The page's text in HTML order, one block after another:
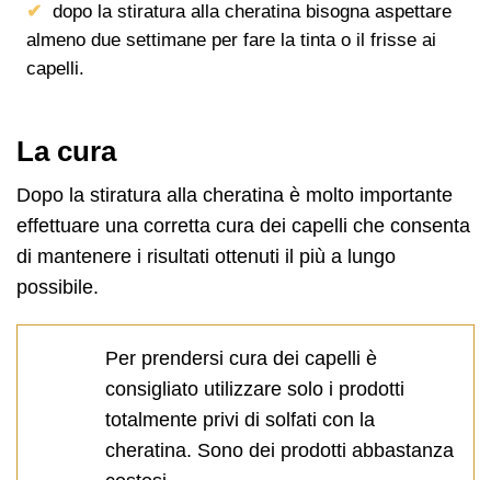
dopo la stiratura alla cheratina bisogna aspettare
almeno due settimane per fare la tinta o il frisse ai
capelli.
La cura
Dopo la stiratura alla cheratina è molto importante
effettuare una corretta cura dei capelli che consenta
di mantenere i risultati ottenuti il più a lungo
possibile.
Per prendersi cura dei capelli è
consigliato utilizzare solo i prodotti
totalmente privi di solfati con la
cheratina. Sono dei prodotti abbastanza